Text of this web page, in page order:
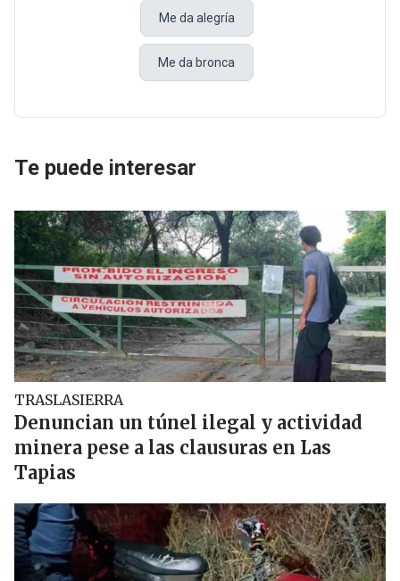
Me da alegría
Me da bronca
Te puede interesar
TRASLASIERRA
Denuncian un túnel ilegal y actividad
minera pese a las clausuras en Las
Tapias